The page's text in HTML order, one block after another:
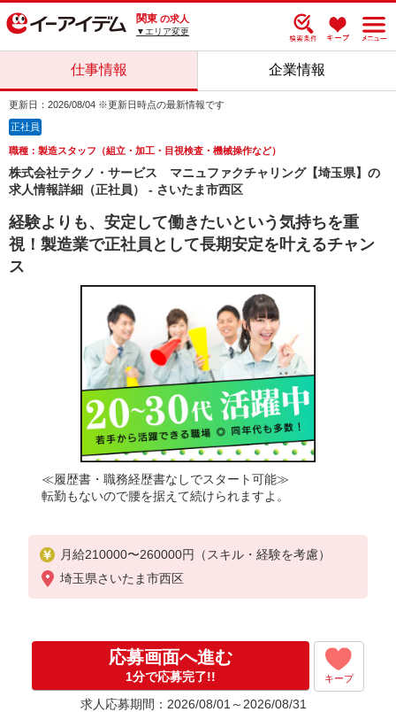
関東 の求人
▼エリア変更
仕事情報 企業情報
更新日：2026/08/04 ※更新日時点の最新情報です
正社員
職種：製造スタッフ（組立・加工・目視検査・機械操作など）
株式会社テクノ・サービス マニュファクチャリング【埼玉県】の
求人情報詳細（正社員） - さいたま市西区
経験よりも、安定して働きたいという気持ちを重
視！製造業で正社員として長期安定を叶えるチャン
ス
≪履歴書・職務経歴書なしでスタート可能≫
転勤もないので腰を据えて続けられますよ。
月給210000〜260000円（スキル・経験を考慮）
埼玉県さいたま市西区
応募画面へ進む
1分で応募完了!! キープ
求人応募期間：2026/08/01～2026/08/31